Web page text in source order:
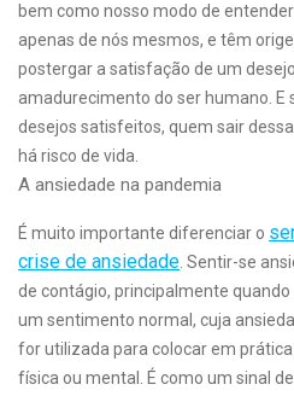
bem como nosso modo de
apenas de nós mesmos, e têm
postergar a satisfação de um
amadurecimento do ser humano. E
desejos satisfeitos, quem sair
há risco de vida.
A ansiedade na pandemia
É muito importante diferenciar o
crise de ansiedade . Sentir-se
de contágio, principalmente
um sentimento normal, cuja
for utilizada para colocar em
física ou mental. É como um sinal